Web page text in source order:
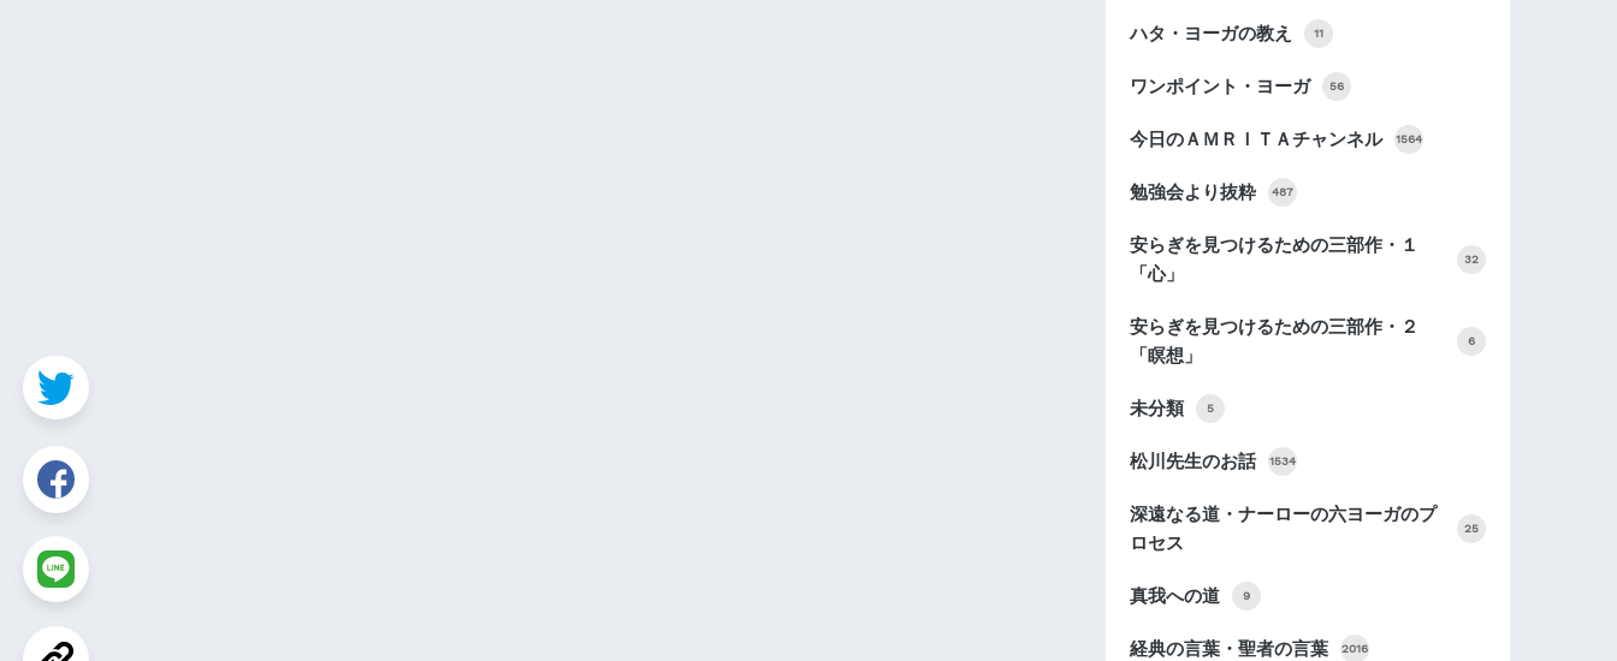
ハタ・ヨーガの教え 11
ワンポイント・ヨーガ 56
今日のＡＭＲＩＴＡチャンネル 1564
勉強会より抜粋 487
安らぎを見つけるための三部作・１
「心」
32
安らぎを見つけるための三部作・２
「瞑想」
6
未分類 5
松川先生のお話 1534
深遠なる道・ナーローの六ヨーガのプ
ロセス
25
真我への道 9
経典の言葉・聖者の言葉 2016